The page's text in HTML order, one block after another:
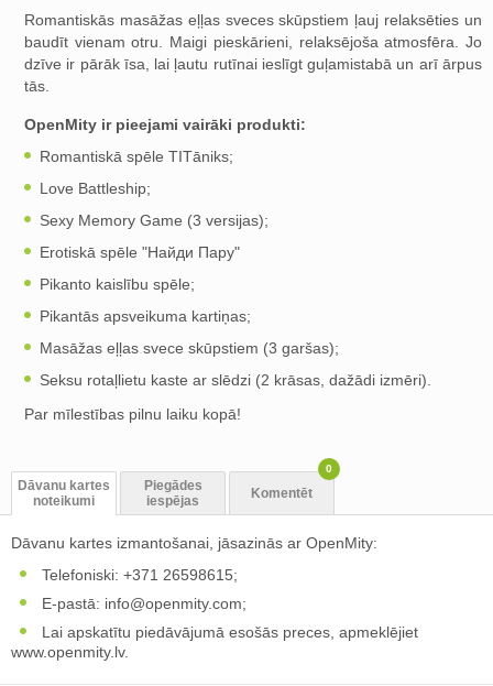
Romantiskās masāžas eļļas sveces skūpstiem ļauj relaksēties un
baudīt vienam otru. Maigi pieskārieni, relaksējoša atmosfēra. Jo
dzīve ir pārāk īsa, lai ļautu rutīnai ieslīgt guļamistabā un arī ārpus
tās.
OpenMity ir pieejami vairāki produkti:
Romantiskā spēle TITāniks;
Love Battleship;
Sexy Memory Game (3 versijas);
Erotiskā spēle "Найди Пару"
Pikanto kaislību spēle;
Pikantās apsveikuma kartiņas;
Masāžas eļļas svece skūpstiem (3 garšas);
Seksu rotaļlietu kaste ar slēdzi (2 krāsas, dažādi izmēri).
Par mīlestības pilnu laiku kopā!
Dāvanu kartes
noteikumi
Piegādes
iespējas
Komentēt
0
Dāvanu kartes izmantošanai, jāsazinās ar OpenMity:
Telefoniski: +371 26598615;
E-pastā: info@openmity.com;
Lai apskatītu piedāvājumā esošās preces, apmeklējiet
www.openmity.lv.